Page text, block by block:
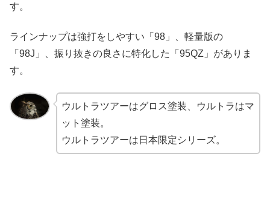
す。
ラインナップは強打をしやすい「98」、軽量版の
「98J」、振り抜きの良さに特化した「95QZ」がありま
す。
ウルトラツアーはグロス塗装、ウルトラはマ
ット塗装。
ウルトラツアーは日本限定シリーズ。